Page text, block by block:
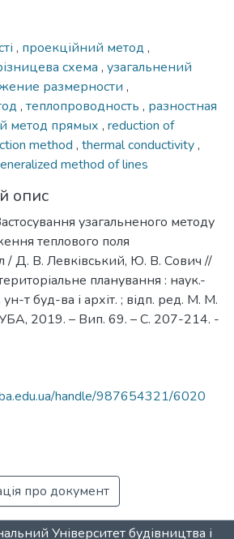
, проекційний метод ,
схема , узагальнений
размерности ,
, теплопроводность , разностная
метод прямых , reduction of
method , thermal conductivity,
method of lines
опис
узагальненого методу
теплового поля
/ Д. В. Левківський, Ю. В. Сович //
планування : наук.-
т буд-ва і архіт. ; відп. ред. М. М.
2019. – Вип. 69. – С. 207-214. -
handle/987654321/6020
про документ
Університет будівництва і